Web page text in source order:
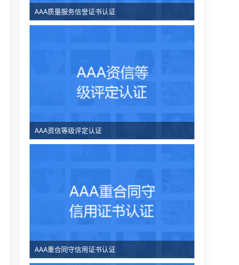
AAA质量服务信誉证书认证
AAA资信等级评定认证
AAA重合同守信用证书认证